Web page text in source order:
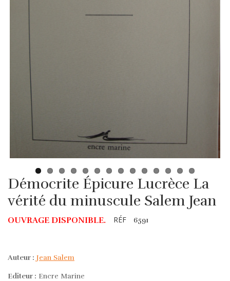
Démocrite Épicure Lucrèce La
vérité du minuscule Salem Jean
OUVRAGE DISPONIBLE. RÉF 6591
Auteur : Jean Salem
Editeur : Encre Marine